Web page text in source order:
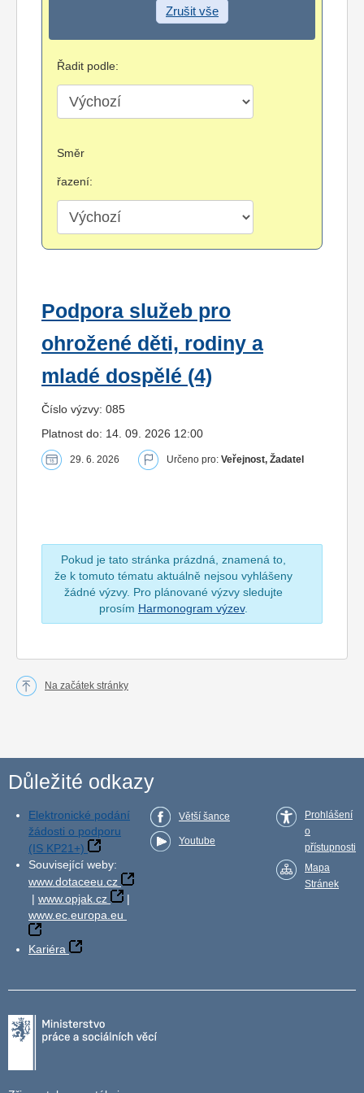
Zrušit vše
Řadit podle:
Směr
řazení:
Podpora služeb pro
ohrožené děti, rodiny a
mladé dospělé (4)
Číslo výzvy: 085
Platnost do: 14. 09. 2026 12:00
29. 6. 2026 Určeno pro: Veřejnost, Žadatel
Pokud je tato stránka prázdná, znamená to,
že k tomuto tématu aktuálně nejsou vyhlášeny
žádné výzvy. Pro plánované výzvy sledujte
prosím Harmonogram výzev.
Na začátek stránky
Důležité odkazy
Elektronické podání
žádosti o podporu
(IS KP21+)
Související weby:
www.dotaceeu.cz
| www.opjak.cz
|
www.ec.europa.eu
Kariéra
Větší šance
Youtube
Prohlášení
o
přístupnosti
Mapa
Stránek